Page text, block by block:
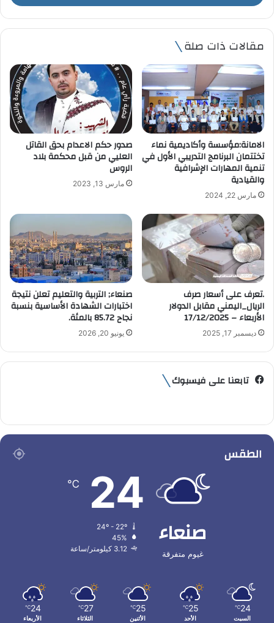
ر
د
ا
ل
إ
ل
ك
ر
و
ي
مقالات ذات صلة
الامانة:مؤسسة وأكاديمية نماء
تختتمان البرنامج التدريبي الأول في
تنمية المهارات الإشرافية
والقيادية
مارس 22, 2024
صدور حكم الاعدام بحق القاتل
العليي من قبل محكمة بلاد
الروس
مارس 13, 2023
.تعرف على أسعار صرف
الريال_اليمني مقابل الدولار
الأربعاء – 17/12/2025
ديسمبر 17, 2025
صنعاء; التربية والتعليم تعلن نتيجة
اختبارات الشهادة الأساسية بنسبة
نجاح 85.72 بالمئة.
يونيو 20, 2026
تابعنا على فيسبوك
الطقس
صنعاء
غيوم متفرقة
24
℃
45%
3.12 كيلومتر/ساعة
24
℃
السبت
25
℃
الأحد
25
℃
الأثنين
27
℃
الثلاثاء
24
℃
الأربعاء